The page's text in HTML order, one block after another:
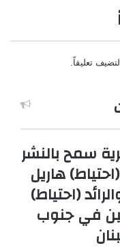
لتضيف تعليقاً.
سمح بالنشر
هاريل
(احتياط)
في جنوب